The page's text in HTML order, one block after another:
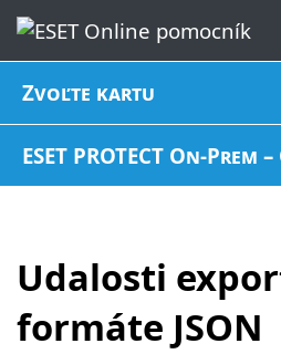
Zvoľte kartu
ESET PROTECT On-Prem
Udalosti
formáte JSON